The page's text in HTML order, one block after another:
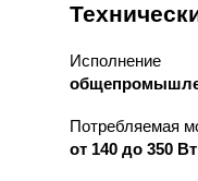
Исполнение
Потребляемая
от 140 до 350 Вт